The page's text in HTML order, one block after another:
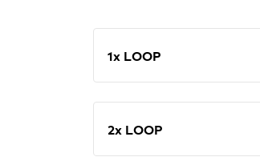
1x LOOP
2x LOOP